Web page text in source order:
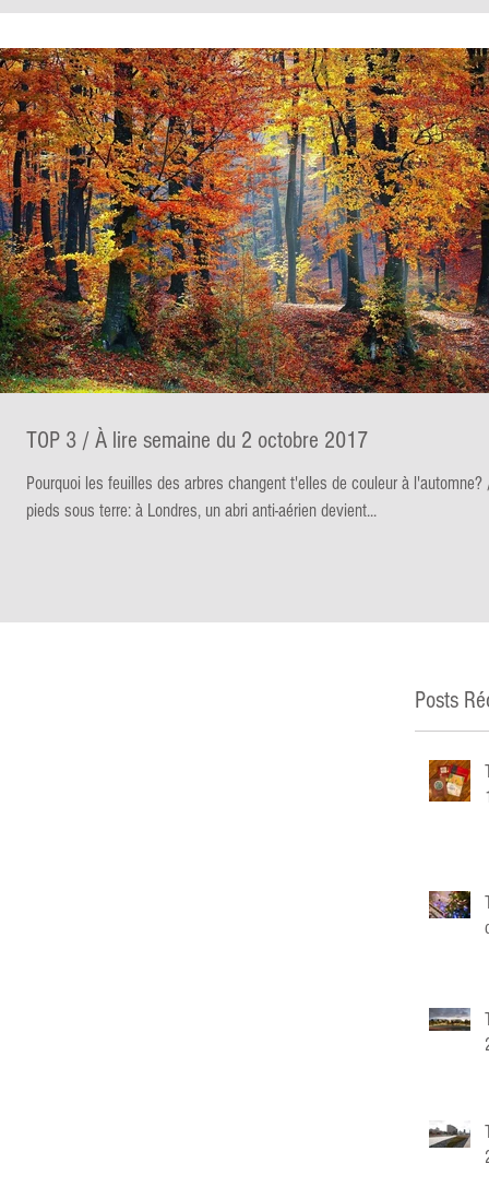
TOP 3 / À lire semaine du 2 octobre 2017
Pourquoi les feuilles des arbres changent t'elles de couleur à
pieds sous terre: à Londres, un abri anti-aérien devient...
Posts